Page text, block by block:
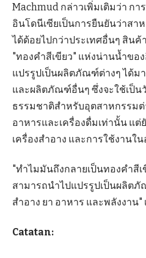
Machmud กล่าวเพิ่มเติมว่า กา
อินโดนีเซียเป็นการยืนยันว่าสา
ได้ด้อยไปกว่าประเทศอื่นๆ สิน
"ทองคำสีเขียว" แห่งน่านน้ำขอ
แปรรูปเป็นผลิตภัณฑ์ต่างๆ ได้ม
และผลิตภัณฑ์อื่นๆ ซึ่งจะใช้เป็น
ธรรมชาติสำหรับอุตสาหกรรมต่
อาหารและเครื่องดื่มเท่านั้น แ
เครื่องสำอาง และการใช้งานใ
"ทำไมมันถึงกลายเป็นทองคำสีเ
สามารถนำไปแปรรูปเป็นผลิต
สำอาง ยา อาหาร และพลังงาน"
Catatan: